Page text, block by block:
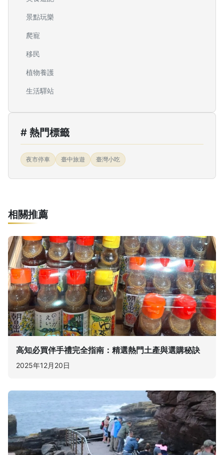
景點玩樂
爬寵
移民
植物養護
生活驛站
# 熱門標籤
夜市停車 臺中旅遊 臺灣小吃
相關推薦
高知必買伴手禮完全指南：精選熱門土產與選購秘訣
2025年12月20日